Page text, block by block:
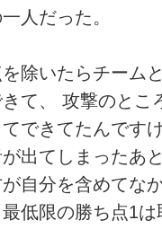
人だった。
を除いたらチーム
て、 攻撃のとこ
できてたんです
出てしまったあ
自分を含めてな
低限の勝ち点1